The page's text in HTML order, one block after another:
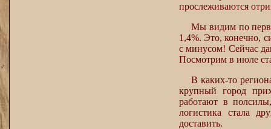
прослеживаются
Мы видим по
1,4%. Это, конечно,
с минусом! Сейчас
Посмотрим в июле
В каких-то
крупный город
работают в
логистика стала
доставить.